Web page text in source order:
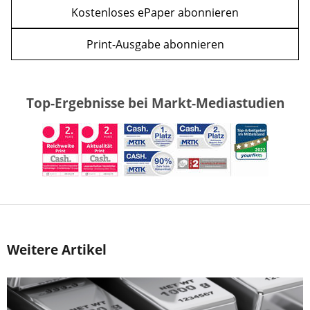
Kostenloses ePaper abonnieren
Print-Ausgabe abonnieren
Top-Ergebnisse bei Markt-Mediastudien
Weitere Artikel